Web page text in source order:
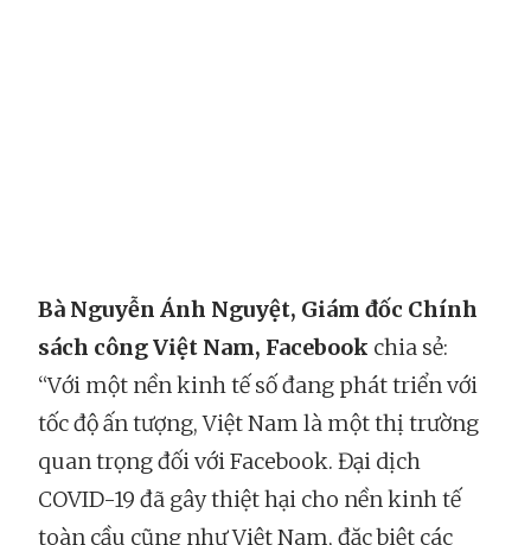
Bà Nguyễn Ánh Nguyệt, Giám đốc Chính
sách công Việt Nam, Facebook chia sẻ:
“Với một nền kinh tế số đang phát triển với
tốc độ ấn tượng, Việt Nam là một thị trường
quan trọng đối với Facebook. Đại dịch
COVID-19 đã gây thiệt hại cho nền kinh tế
toàn cầu cũng như Việt Nam, đặc biệt các